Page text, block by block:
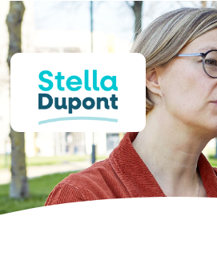
Panneau de gestion des cookies